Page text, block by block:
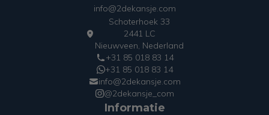
info@2dekansje.com
Schoterhoek 33
2441 LC
Nieuwveen, Nederland
+31 85 018 83 14
+31 85 018 83 14
info@2dekansje.com
@2dekansje_com
Informatie